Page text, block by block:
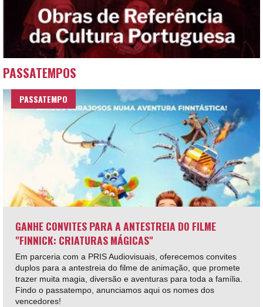
PASSATEMPOS
PASSATEMPO
GANHE CONVITES PARA A ANTESTREIA DO FILME
"FINNICK: CRIATURAS MÁGICAS"
Em parceria com a PRIS Audiovisuais, oferecemos convites
duplos para a antestreia do filme de animação, que promete
trazer muita magia, diversão e aventuras para toda a família.
Findo o passatempo, anunciamos aqui os nomes dos
vencedores!